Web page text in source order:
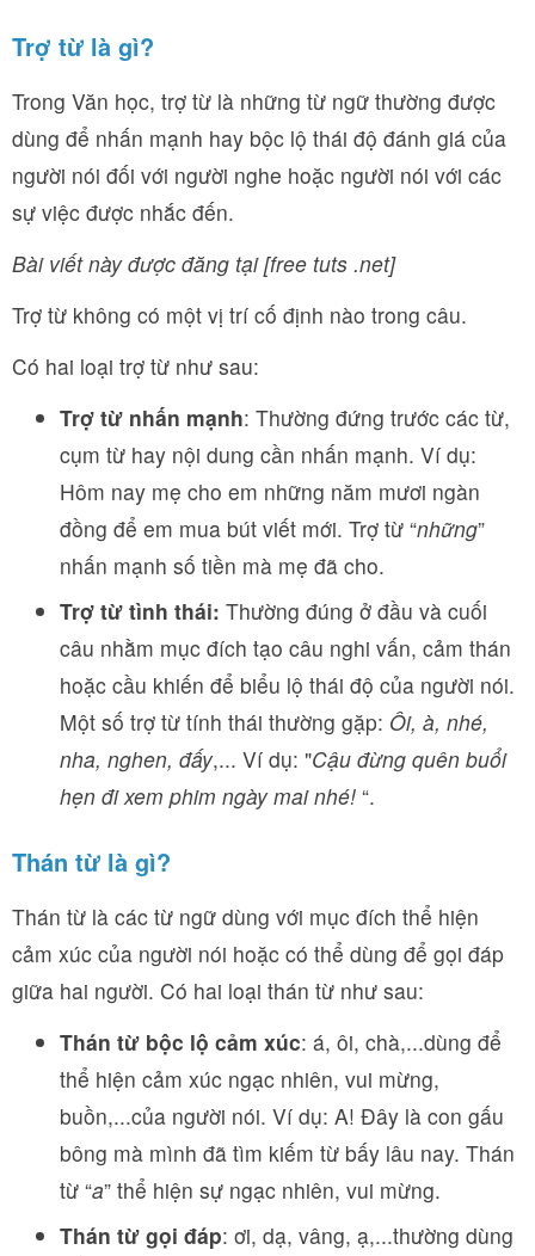
Trợ từ là gì?
Trong Văn học, trợ từ là những từ ngữ thường được
dùng để nhấn mạnh hay bộc lộ thái độ đánh giá của
người nói đối với người nghe hoặc người nói với các
sự việc được nhắc đến.
Bài viết này được đăng tại [free tuts .net]
Trợ từ không có một vị trí cố định nào trong câu.
Có hai loại trợ từ như sau:
Trợ từ nhấn mạnh: Thường đứng trước các từ,
cụm từ hay nội dung cần nhấn mạnh. Ví dụ:
Hôm nay mẹ cho em những năm mươi ngàn
đồng để em mua bút viết mới. Trợ từ “những”
nhấn mạnh số tiền mà mẹ đã cho.
Trợ từ tình thái: Thường đúng ở đầu và cuối
câu nhằm mục đích tạo câu nghi vấn, cảm thán
hoặc cầu khiến để biểu lộ thái độ của người nói.
Một số trợ từ tính thái thường gặp: Ôi, à, nhé,
nha, nghen, đấy,... Ví dụ: "Cậu đừng quên buổi
hẹn đi xem phim ngày mai nhé! “.
Thán từ là gì?
Thán từ là các từ ngữ dùng với mục đích thể hiện
cảm xúc của người nói hoặc có thể dùng để gọi đáp
giữa hai người. Có hai loại thán từ như sau:
Thán từ bộc lộ cảm xúc: á, ôi, chà,...dùng để
thể hiện cảm xúc ngạc nhiên, vui mừng,
buồn,...của người nói. Ví dụ: A! Đây là con gấu
bông mà mình đã tìm kiếm từ bấy lâu nay. Thán
từ “a” thể hiện sự ngạc nhiên, vui mừng.
Thán từ gọi đáp: ơi, dạ, vâng, ạ,...thường dùng